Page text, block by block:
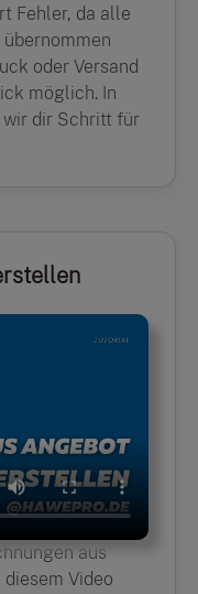
Fehler, da alle
oder Versand
möglich. In
wir dir Schritt für
aus
Video